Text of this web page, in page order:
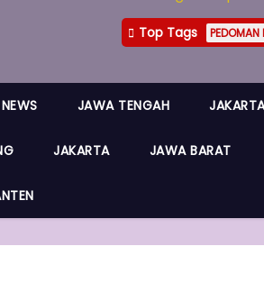
Top Tags PEDOMAN
JAWA TENGAH
JAKARTA JAWA BARAT